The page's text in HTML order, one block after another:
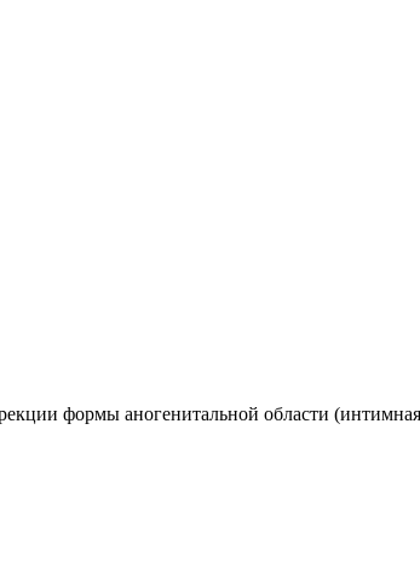
формы аногенитальной области